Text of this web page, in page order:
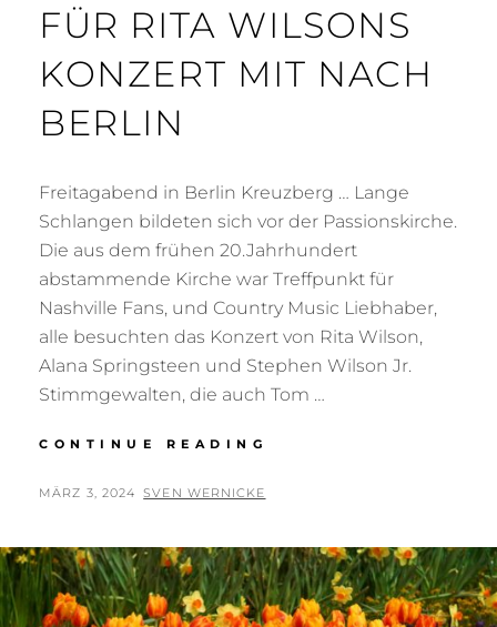
FÜR RITA WILSONS
KONZERT MIT NACH
BERLIN
Freitagabend in Berlin Kreuzberg … Lange
Schlangen bildeten sich vor der Passionskirche.
Die aus dem frühen 20.Jahrhundert
abstammende Kirche war Treffpunkt für
Nashville Fans, und Country Music Liebhaber,
alle besuchten das Konzert von Rita Wilson,
Alana Springsteen und Stephen Wilson Jr.
Stimmgewalten, die auch Tom …
CONTINUE READING
REIST
FÜR
RITA
WILSONS
POSTED
MÄRZ 3, 2024 BY
SVEN WERNICKE